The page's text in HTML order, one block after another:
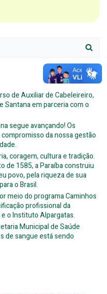
de Auxiliar de Cabeleireiro,
Santana em parceria com o
segue avançando! Os
da nossa gestão
coragem, cultura e tradição.
de 1585, a Paraíba construiu
povo, pela riqueza de sua
o Brasil.
meio do programa Caminhos
profissional da
o Instituto Alpargatas.
Municipal de Saúde
de sangue está sendo